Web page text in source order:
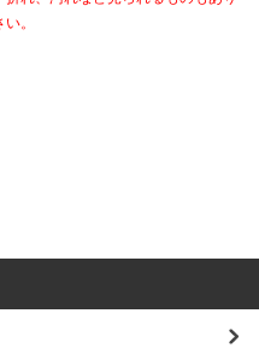
。